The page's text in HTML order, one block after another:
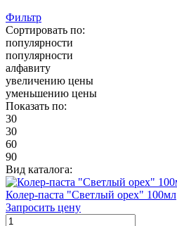
Фильтр
Сортировать по:
популярности
популярности
алфавиту
увеличению цены
уменьшению цены
Показать по:
30
30
60
90
Вид каталога:
Колер-паста "Светлый орех" 100мл
Запросить цену